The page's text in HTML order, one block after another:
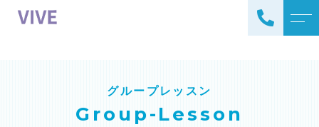
サービスについて アクセス
グループレッスン
Group-Lesson